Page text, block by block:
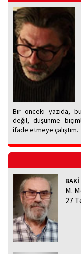
Bir önceki yazıda,
değil, düşünme
ifade etmeye çalıştım.
M.
27